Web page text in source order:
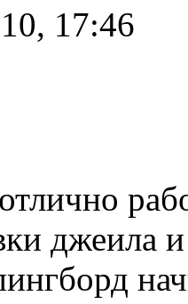
17:46
джеила